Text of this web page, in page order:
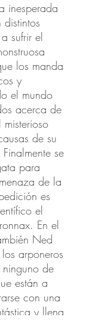
inesperada
sufrir el
los manda
y
el mundo
acerca de
de su
se
para
de la
es
el
En el
Ned
arponeros
de
están a
con una
y llena